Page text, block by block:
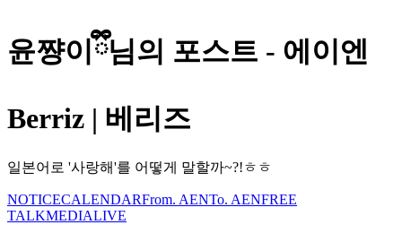
윤쨩이ྀི님의 포스트 - 에이엔
Berriz | 베리즈
일본어로 '사랑해'를 어떻게 말할까~?!ㅎㅎ
NOTICECALENDARFrom. AENTo. AENFREE
TALKMEDIALIVE